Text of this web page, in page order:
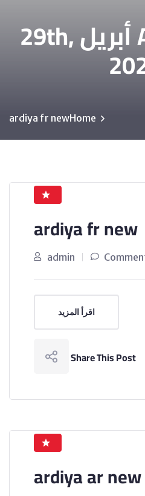
Archive for أبريل 29th,
Home
ardiya fr new
ardiya fr new
admin
اقرأ المزيد
Share This Post
ardiya ar new